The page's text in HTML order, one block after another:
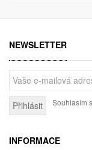
NEWSLETTER
Přihlásit Souhlasím
INFORMACE